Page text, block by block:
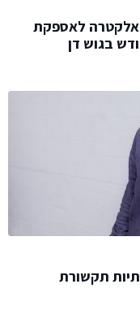
אלקטרה לאספקת
בגוש דן
תקשורת